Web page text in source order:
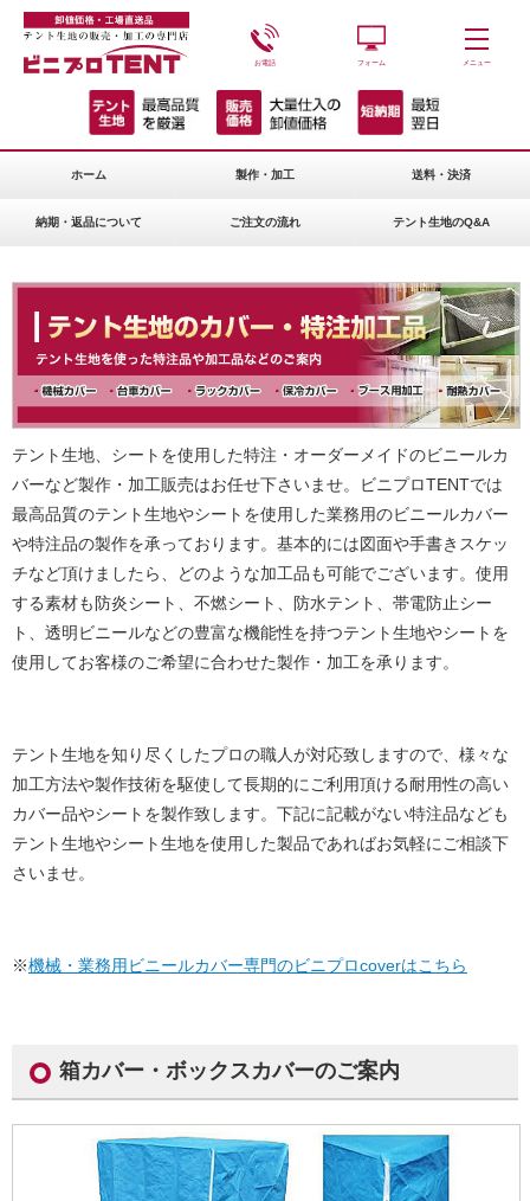
お電話 フォーム メニュー
ホーム 製作・加工 送料・決済
納期・返品について ご注文の流れ テント生地のQ&A
テント生地、シートを使用した特注・オーダーメイドのビニールカ
バーなど製作・加工販売はお任せ下さいませ。ビニプロTENTでは
最高品質のテント生地やシートを使用した業務用のビニールカバー
や特注品の製作を承っております。基本的には図面や手書きスケッ
チなど頂けましたら、どのような加工品も可能でございます。使用
する素材も防炎シート、不燃シート、防水テント、帯電防止シー
ト、透明ビニールなどの豊富な機能性を持つテント生地やシートを
使用してお客様のご希望に合わせた製作・加工を承ります。
テント生地を知り尽くしたプロの職人が対応致しますので、様々な
加工方法や製作技術を駆使して長期的にご利用頂ける耐用性の高い
カバー品やシートを製作致します。下記に記載がない特注品なども
テント生地やシート生地を使用した製品であればお気軽にご相談下
さいませ。
※機械・業務用ビニールカバー専門のビニプロcoverはこちら
箱カバー・ボックスカバーのご案内